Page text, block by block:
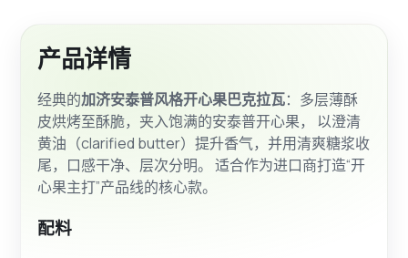
产品详情
经典的加济安泰普风格开心果巴克拉瓦：多层薄酥
皮烘烤至酥脆，夹入饱满的安泰普开心果， 以澄清
黄油（clarified butter）提升香气，并用清爽糖浆收
尾，口感干净、层次分明。 适合作为进口商打造“开
心果主打”产品线的核心款。
配料